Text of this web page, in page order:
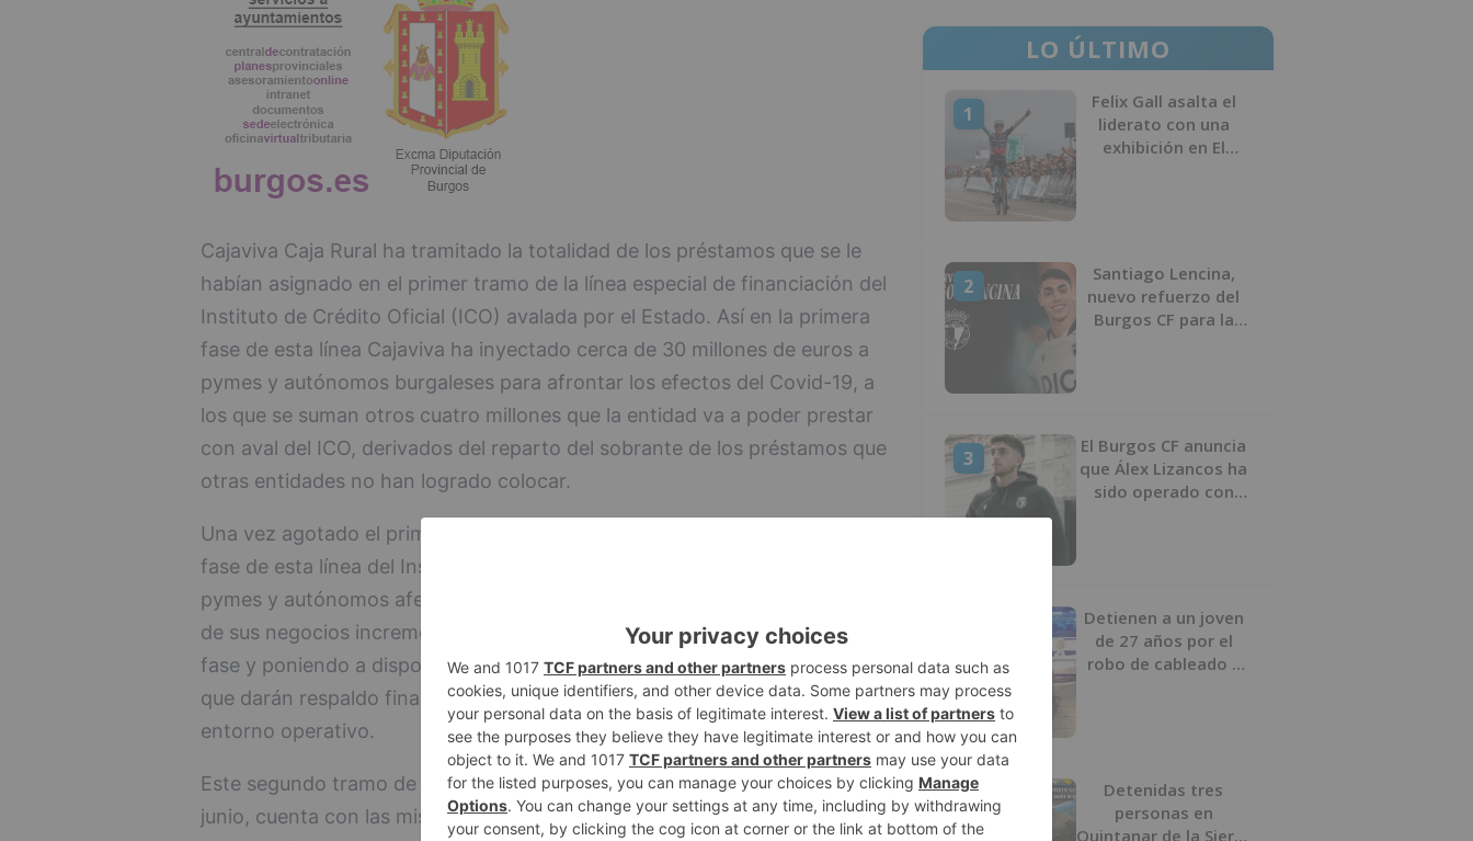
Cajaviva Caja Rural ha tramitado la totalidad de los préstamos que se le
habían asignado en el primer tramo de la línea especial de financiación del
Instituto de Crédito Oficial (ICO) avalada por el Estado. Así en la primera
fase de esta línea Cajaviva ha inyectado cerca de 30 millones de euros a
pymes y autónomos burgaleses para afrontar los efectos del Covid-19, a
los que se suman otros cuatro millones que la entidad va a poder prestar
con aval del ICO, derivados del reparto del sobrante de los préstamos que
otras entidades no han logrado colocar.
Una vez agotado el primer tramo, Cajaviva se suma ahora a la segunda
fase de esta línea del Instituto de Crédito Oficial para seguir ofreciendo a
pymes y autónomos afectados, la financiación necesaria para la viabilidad
de sus negocios incrementando en un 70% la financiación de la primera
fase y poniendo a disposición de sus clientes, otros 57 millones de euros
que darán respaldo financiero destinado al tejido empresarial de su
entorno operativo.
Este segundo tramo de las líneas ICO Covid-19, habilitado hasta el 30 de
junio, cuenta con las mismas características y el mismo modo de
LO ÚLTIMO
1
Felix Gall asalta el
liderato con una
exhibición en El
2
Santiago Lencina,
nuevo refuerzo del
Burgos CF para la
3
El Burgos CF anuncia
que Álex Lizancos ha
sido operado con
Detienen a un joven
de 27 años por el
robo de cableado y
5
Detenidas tres
personas en
Quintanar de la Sierra